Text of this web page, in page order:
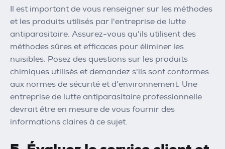
Il est important de vous renseigner sur les méthodes
et les produits utilisés par l'entreprise de lutte
antiparasitaire. Assurez-vous qu'ils utilisent des
méthodes sûres et efficaces pour éliminer les
nuisibles. Posez des questions sur les produits
chimiques utilisés et demandez s'ils sont conformes
aux normes de sécurité et d'environnement. Une
entreprise de lutte antiparasitaire professionnelle
devrait être en mesure de vous fournir des
informations claires à ce sujet.